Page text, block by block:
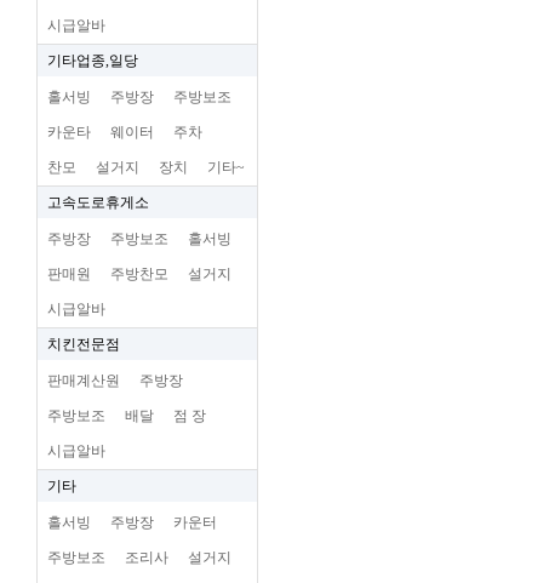
시급알바
기타업종,일당
홀서빙 주방장 주방보조
카운타 웨이터 주차
찬모 설거지 장치 기타~
고속도로휴게소
주방장 주방보조 홀서빙
판매원 주방찬모 설거지
시급알바
치킨전문점
판매계산원 주방장
주방보조 배달 점 장
시급알바
기타
홀서빙 주방장 카운터
주방보조 조리사 설거지